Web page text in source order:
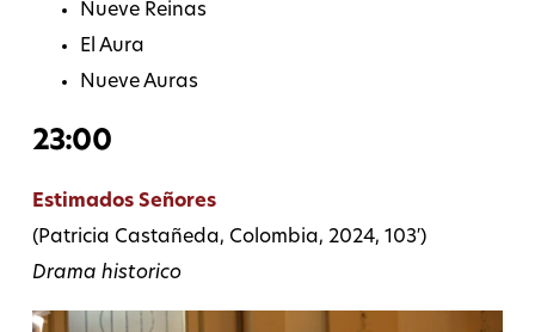
Nueve Reinas
El Aura
Nueve Auras
23:00
Estimados Señores
(Patricia Castañeda, Colombia, 2024, 103′)
Drama historico